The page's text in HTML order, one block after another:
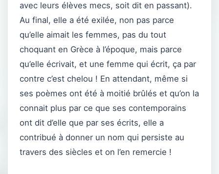
avec leurs élèves mecs, soit dit en passant).
Au final, elle a été exilée, non pas parce
qu’elle aimait les femmes, pas du tout
choquant en Grèce à l’époque, mais parce
qu’elle écrivait, et une femme qui écrit, ça par
contre c’est chelou ! En attendant, même si
ses poèmes ont été à moitié brûlés et qu’on la
connait plus par ce que ses contemporains
ont dit d’elle que par ses écrits, elle a
contribué à donner un nom qui persiste au
travers des siècles et on l’en remercie !